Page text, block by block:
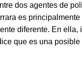
dos agentes de
es
diferente. En ella,
que es una posible